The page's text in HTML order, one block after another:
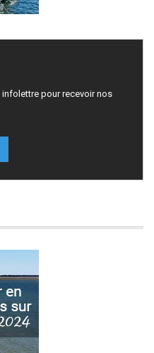
pour recevoir nos